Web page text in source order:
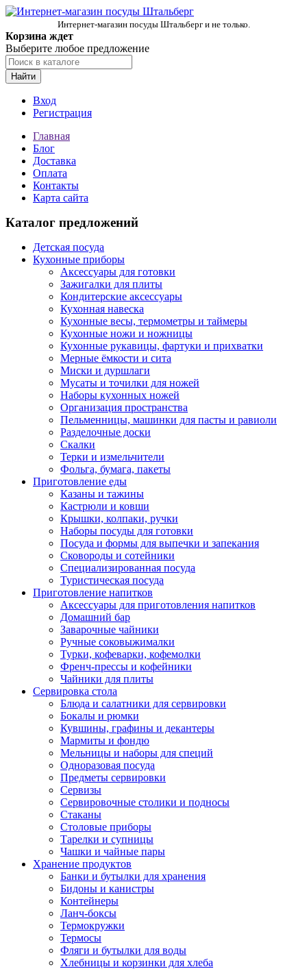
Интернет-магазин посуды Штальберг и не только.
Корзина ждет
Выберите любое предложение
Найти
Вход
Регистрация
Главная
Блог
Доставка
Оплата
Контакты
Карта сайта
Каталог предложений
Детская посуда
Кухонные приборы
Аксессуары для готовки
Зажигалки для плиты
Кондитерские аксессуары
Кухонная навеска
Кухонные весы, термометры и таймеры
Кухонные ножи и ножницы
Кухонные рукавицы, фартуки и прихватки
Мерные ёмкости и сита
Миски и дуршлаги
Мусаты и точилки для ножей
Наборы кухонных ножей
Организация пространства
Пельменницы, машинки для пасты и равиоли
Разделочные доски
Скалки
Терки и измельчители
Фольга, бумага, пакеты
Приготовление еды
Казаны и тажины
Кастрюли и ковши
Крышки, колпаки, ручки
Наборы посуды для готовки
Посуда и формы для выпечки и запекания
Сковороды и сотейники
Специализированная посуда
Туристическая посуда
Приготовление напитков
Аксессуары для приготовления напитков
Домашний бар
Заварочные чайники
Ручные соковыжималки
Турки, кофеварки, кофемолки
Френч-прессы и кофейники
Чайники для плиты
Сервировка стола
Блюда и салатники для сервировки
Бокалы и рюмки
Кувшины, графины и декантеры
Мармиты и фондю
Мельницы и наборы для специй
Одноразовая посуда
Предметы сервировки
Сервизы
Сервировочные столики и подносы
Стаканы
Столовые приборы
Тарелки и супницы
Чашки и чайные пары
Хранение продуктов
Банки и бутылки для хранения
Бидоны и канистры
Контейнеры
Ланч-боксы
Термокружки
Термосы
Фляги и бутылки для воды
Хлебницы и корзинки для хлеба